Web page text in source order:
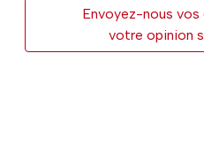
Envoyez-nous
votre opinion